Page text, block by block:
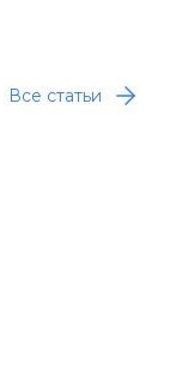
Все статьи